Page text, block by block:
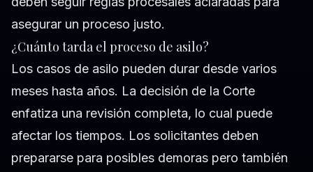
asegurar un proceso justo.
¿Cuánto tarda el proceso de asilo?
Los casos de asilo pueden durar desde varios
meses hasta años. La decisión de la Corte
enfatiza una revisión completa, lo cual puede
afectar los tiempos. Los solicitantes deben
prepararse para posibles demoras pero también